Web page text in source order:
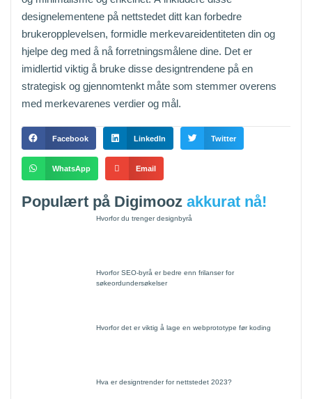
designelementene på nettstedet ditt kan forbedre
brukeropplevelsen, formidle merkevareidentiteten din og
hjelpe deg med å nå forretningsmålene dine. Det er
imidlertid viktig å bruke disse designtrendene på en
strategisk og gjennomtenkt måte som stemmer overens
med merkevarenes verdier og mål.
Facebook LinkedIn Twitter
WhatsApp Email
Populært på Digimooz akkurat nå!
Hvorfor du trenger designbyrå
Hvorfor SEO-byrå er bedre enn frilanser for
søkeordundersøkelser
Hvorfor det er viktig å lage en webprototype før koding
Hva er designtrender for nettstedet 2023?